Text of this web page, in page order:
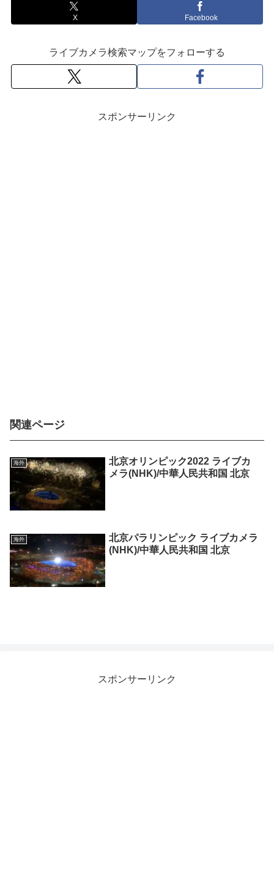
X Facebook
ライブカメラ検索マップをフォローする
スポンサーリンク
関連ページ
海外
北京オリンピック2022 ライブカ
メラ(NHK)/中華人民共和国 北京
海外
北京パラリンピック ライブカメラ
(NHK)/中華人民共和国 北京
スポンサーリンク